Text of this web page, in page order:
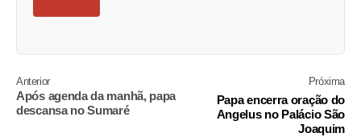
Anterior
Após agenda da manhã, papa
descansa no Sumaré
Próxima
Papa encerra oração do
Angelus no Palácio São
Joaquim